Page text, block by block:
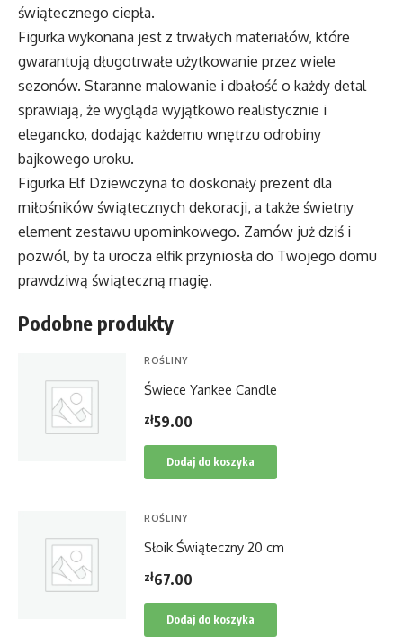
świątecznego ciepła.
Figurka wykonana jest z trwałych materiałów, które
gwarantują długotrwałe użytkowanie przez wiele
sezonów. Staranne malowanie i dbałość o każdy detal
sprawiają, że wygląda wyjątkowo realistycznie i
elegancko, dodając każdemu wnętrzu odrobiny
bajkowego uroku.
Figurka Elf Dziewczyna to doskonały prezent dla
miłośników świątecznych dekoracji, a także świetny
element zestawu upominkowego. Zamów już dziś i
pozwól, by ta urocza elfik przyniosła do Twojego domu
prawdziwą świąteczną magię.
Podobne produkty
ROŚLINY
Świece Yankee Candle
zł59.00
Dodaj do koszyka
ROŚLINY
Słoik Świąteczny 20 cm
zł67.00
Dodaj do koszyka